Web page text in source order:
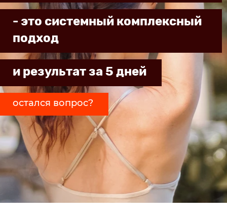
- это системный комплексный
подход
и результат за 5 дней
остался вопрос?